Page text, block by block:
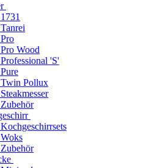
Wood
'S'
Pollux